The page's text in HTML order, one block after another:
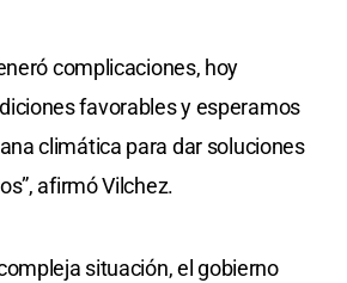
complicaciones, hoy
favorables y esperamos
climática para dar soluciones
afirmó Vilchez.
situación, el gobierno